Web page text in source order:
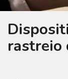
rastreio